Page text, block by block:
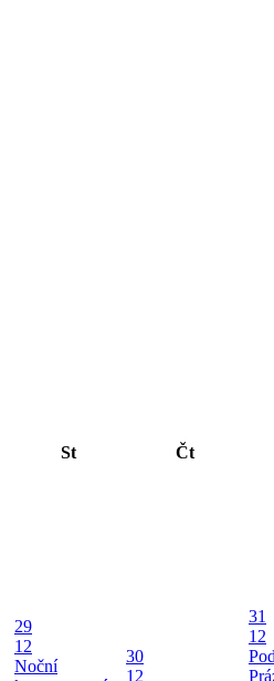
St Čt
29
12
Noční
30
12
31
12